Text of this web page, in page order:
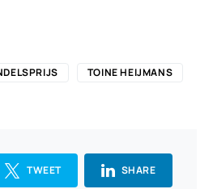
TOINE HEIJMANS
TWEET SHARE